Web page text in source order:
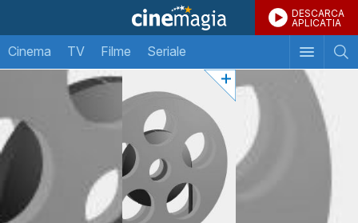
DESCARCA
APLICATIA
Cinema TV Filme Seriale